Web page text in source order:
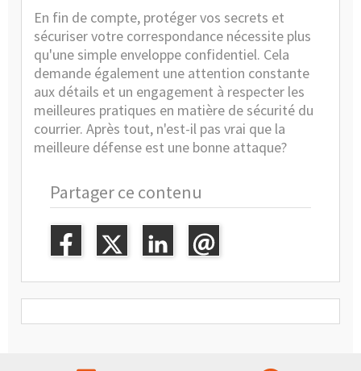
En fin de compte, protéger vos secrets et
sécuriser votre correspondance nécessite plus
qu'une simple enveloppe confidentiel. Cela
demande également une attention constante
aux détails et un engagement à respecter les
meilleures pratiques en matière de sécurité du
courrier. Après tout, n'est-il pas vrai que la
meilleure défense est une bonne attaque?
Partager ce contenu